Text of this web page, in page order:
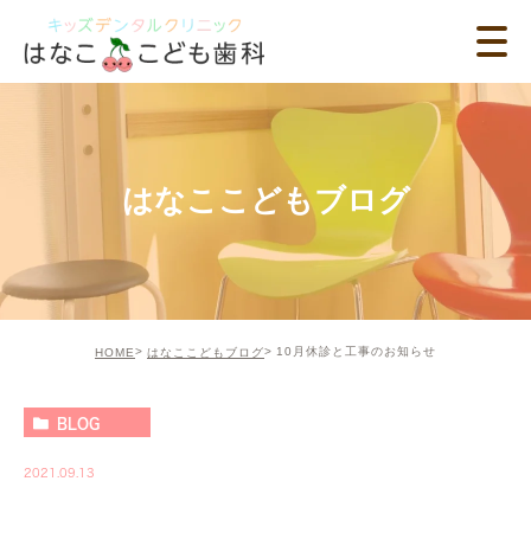
はなここどもブログ
HOME はなここどもブログ 10月休診と工事のお知らせ
BLOG
2021.09.13